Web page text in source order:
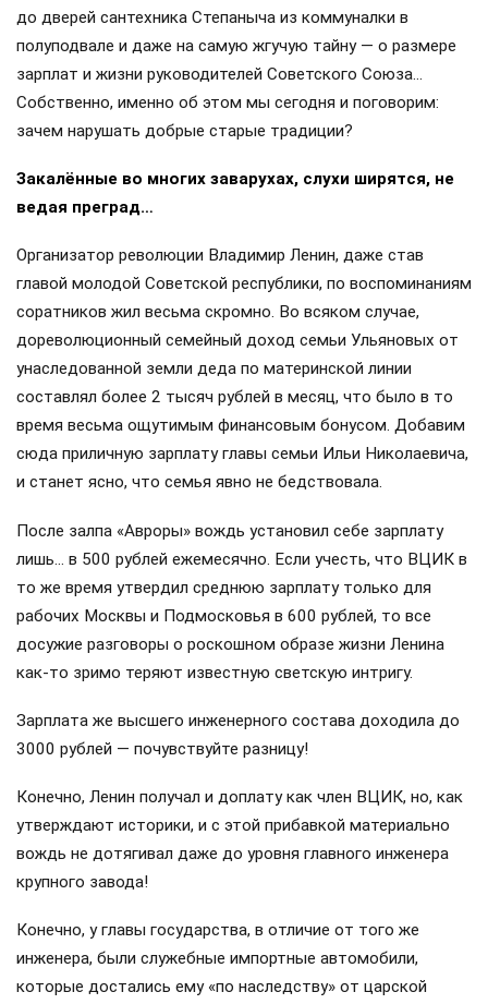
до дверей сантехника Степаныча из коммуналки в
полуподвале и даже на самую жгучую тайну — о размере
зарплат и жизни руководителей Советского Союза…
Собственно, именно об этом мы сегодня и поговорим:
зачем нарушать добрые старые традиции?
Закалённые во многих заварухах, слухи ширятся, не
ведая преград…
Организатор революции Владимир Ленин, даже став
главой молодой Советской республики, по воспоминаниям
соратников жил весьма скромно. Во всяком случае,
дореволюционный семейный доход семьи Ульяновых от
унаследованной земли деда по материнской линии
составлял более 2 тысяч рублей в месяц, что было в то
время весьма ощутимым финансовым бонусом. Добавим
сюда приличную зарплату главы семьи Ильи Николаевича,
и станет ясно, что семья явно не бедствовала.
После залпа «Авроры» вождь установил себе зарплату
лишь… в 500 рублей ежемесячно. Если учесть, что ВЦИК в
то же время утвердил среднюю зарплату только для
рабочих Москвы и Подмосковья в 600 рублей, то все
досужие разговоры о роскошном образе жизни Ленина
как-то зримо теряют известную светскую интригу.
Зарплата же высшего инженерного состава доходила до
3000 рублей — почувствуйте разницу!
Конечно, Ленин получал и доплату как член ВЦИК, но, как
утверждают историки, и с этой прибавкой материально
вождь не дотягивал даже до уровня главного инженера
крупного завода!
Конечно, у главы государства, в отличие от того же
инженера, были служебные импортные автомобили,
которые достались ему «по наследству» от царской